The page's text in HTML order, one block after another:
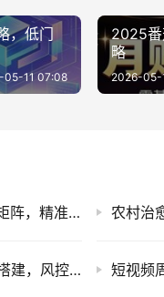
，低门
05-11 07:08
2025番
略
2026-05-
短视频IP量化获客：10台设备搭建50账号矩阵，精准引流接单实操课
小红书图文获客实战：单人20台设备矩阵搭建，风控养号与批量引流全攻略